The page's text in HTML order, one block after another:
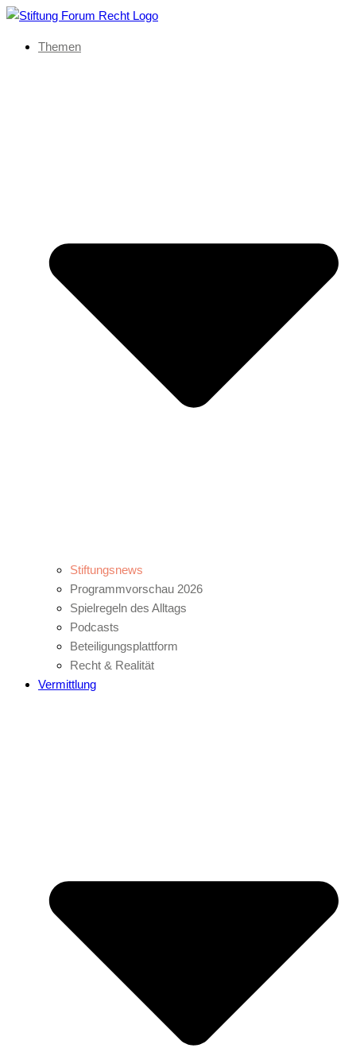
Themen
Stiftungsnews
Programmvorschau 2026
Spielregeln des Alltags
Podcasts
Beteiligungsplattform
Recht & Realität
Vermittlung